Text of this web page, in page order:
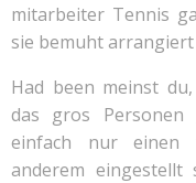
mitarbeiter Tennis
sie bemuht arrangiert
Had been meinst
das gros Personen
einfach nur einen
anderem